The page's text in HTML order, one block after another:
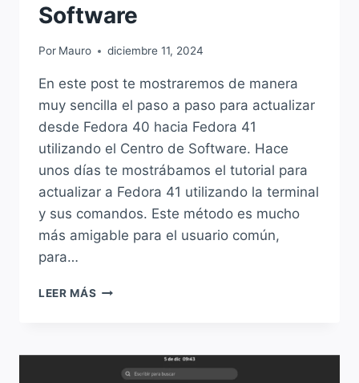
Software
Por Mauro diciembre 11, 2024
En este post te mostraremos de manera
muy sencilla el paso a paso para actualizar
desde Fedora 40 hacia Fedora 41
utilizando el Centro de Software. Hace
unos días te mostrábamos el tutorial para
actualizar a Fedora 41 utilizando la terminal
y sus comandos. Este método es mucho
más amigable para el usuario común,
para…
LEER MÁS VIDEO:
A
FEDORA